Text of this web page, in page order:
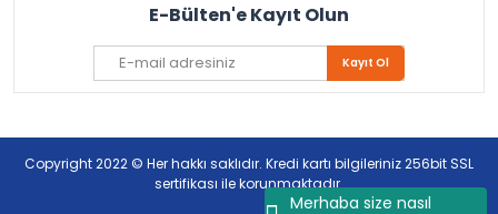
Merhaba size nasıl
E-Bülten'e Kayıt Olun
Kayıt Ol
Copyright 2022 © Her hakkı saklıdır. Kredi kartı bilgileriniz 256bit SSL
sertifikası ile korunmaktadır.